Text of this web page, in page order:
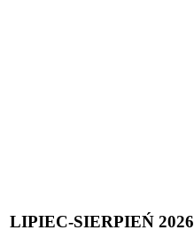
LIPIEC-SIERPIEŃ 2026